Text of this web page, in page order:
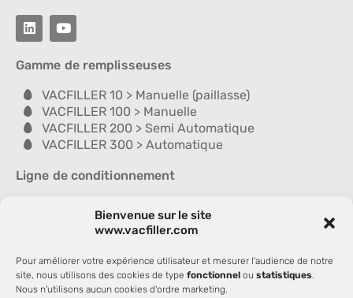
Bienvenue sur le site
www.vacfiller.com
Pour améliorer votre expérience utilisateur et mesurer l'audience de notre
site, nous utilisons des cookies de type fonctionnel ou statistiques.
Nous n'utilisons aucun cookies d'ordre marketing.
Gamme de remplisseuses
VACFILLER 10 > Manuelle (paillasse)
VACFILLER 100 > Manuelle
VACFILLER 200 > Semi Automatique
VACFILLER 300 > Automatique
Ligne de conditionnement
Cloche chasse goutte
Contrôleuse
Laveuse
Sécheuse